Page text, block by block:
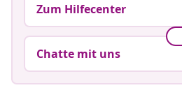
Zum Hilfecenter
Chatte mit uns